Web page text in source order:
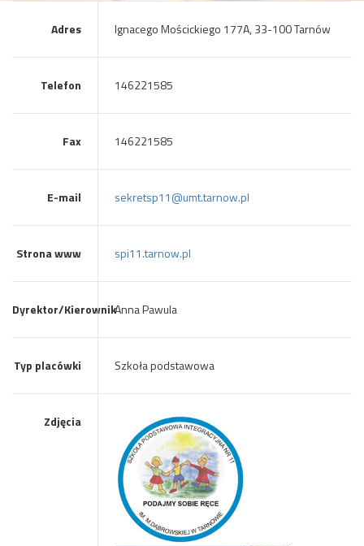
Adres Ignacego Mościckiego 177A, 33-100 Tarnów
Telefon 146221585
Fax 146221585
E-mail sekretsp11@umt.tarnow.pl
Strona www spi11.tarnow.pl
Dyrektor/KierownikAnna Pawula
Typ placówki Szkoła podstawowa
Zdjęcia